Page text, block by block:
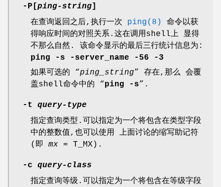
-P [ping-string]
在查询返回之后,执行一次 ping(8)
命令以获
得响应时间的对照关系.这在调用shell上 显得
不那么自然. 该命令显示的最后三行统计信息为:
ping
-s -server_name -56
-3
如果可选的 “ping_string” 存在,那么 会覆
盖shell命令中的 “ping -s”.
-t
query-type
指定查询类型.可以指定为一个将包含在类型字段
中的整数值,也可以使用 上面讨论的缩写助记符
(即 mx = T_MX ).
-c
query-class
指定查询等级.可以指定为一个将包含在等级字段